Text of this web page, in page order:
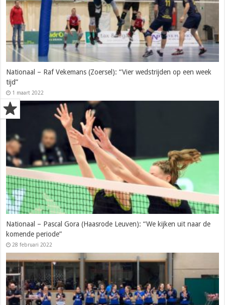
Nationaal – Raf Vekemans (Zoersel): “Vier wedstrijden op een week
tijd”
1 maart 2022
Nationaal – Pascal Gora (Haasrode Leuven): “We kijken uit naar de
komende periode”
28 februari 2022